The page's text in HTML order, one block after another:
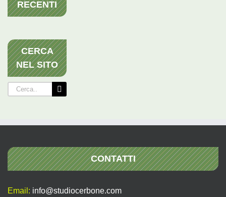
RECENTI
CERCA
NEL SITO
Cerca
per:
CONTATTI
Email: info@studiocerbone.com